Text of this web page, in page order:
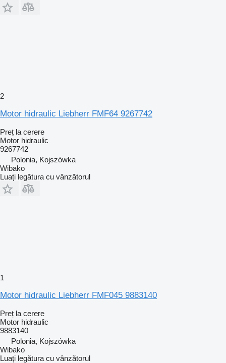
2
Motor hidraulic Liebherr FMF64 9267742
Preț la cerere
Motor hidraulic
9267742
Polonia, Kojszówka
Wibako
Luați legătura cu vânzătorul
1
Motor hidraulic Liebherr FMF045 9883140
Preț la cerere
Motor hidraulic
9883140
Polonia, Kojszówka
Wibako
Luați legătura cu vânzătorul